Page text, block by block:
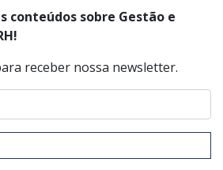
conteúdos sobre Gestão e
receber nossa newsletter.